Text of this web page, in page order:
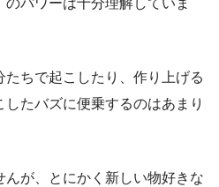
パワーは十分理解していま
ちで起こしたり、作り上げる
たバズに便乗するのはあまり
が、とにかく新しい物好きな